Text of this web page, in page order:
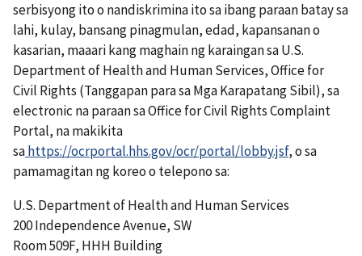
serbisyong ito o nandiskrimina ito sa ibang paraan batay sa
lahi, kulay, bansang pinagmulan, edad, kapansanan o
kasarian, maaari kang maghain ng karaingan sa U.S.
Department of Health and Human Services, Office for
Civil Rights (Tanggapan para sa Mga Karapatang Sibil), sa
electronic na paraan sa Office for Civil Rights Complaint
Portal, na makikita
sahttps://ocrportal.hhs.gov/ocr/portal/lobby.jsf, o sa
pamamagitan ng koreo o telepono sa:
U.S. Department of Health and Human Services
200 Independence Avenue, SW
Room 509F, HHH Building